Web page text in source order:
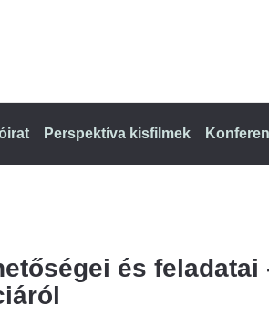
Perspektíva kisfilmek
és feladatai